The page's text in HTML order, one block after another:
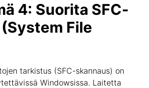
4: Suorita SFC-
File
tarkistus (SFC-skannaus) on
Windowsissa. Laitetta